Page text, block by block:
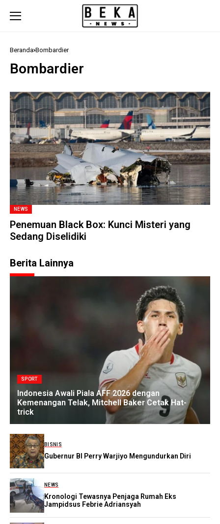
Beranda Bombardier
Bombardier
NEWS
Penemuan Black Box: Kunci Misteri yang
Sedang Diselidiki
Berita Lainnya
SPORT
Indonesia Awali Piala AFF 2026 dengan
Kemenangan Telak, Mitchell Baker Cetak Hat-
trick
BISNIS
Gubernur BI Perry Warjiyo Mengundurkan Diri
NEWS
Kronologi Tewasnya Penjaga Rumah Eks
Jampidsus Febrie Adriansyah